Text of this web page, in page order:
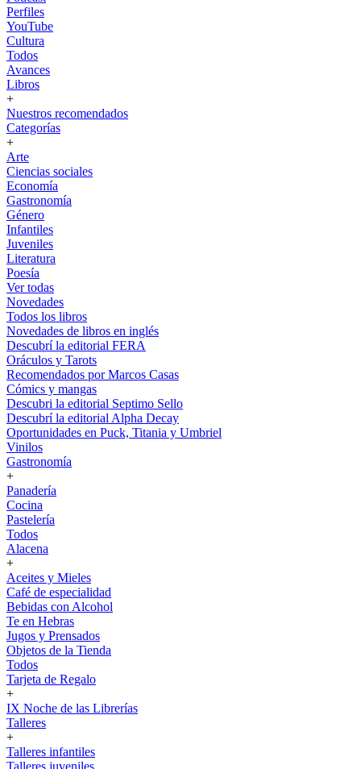
Perfiles
YouTube
Cultura
Todos
Avances
Libros
+
Nuestros recomendados
Categorías
+
Arte
Ciencias sociales
Economía
Gastronomía
Género
Infantiles
Juveniles
Literatura
Poesía
Ver todas
Novedades
Todos los libros
Novedades de libros en inglés
Descubrí la editorial FERA
Oráculos y Tarots
Recomendados por Marcos Casas
Cómics y mangas
Descubri la editorial Septimo Sello
Descubrí la editorial Alpha Decay
Oportunidades en Puck, Titania y Umbriel
Vinilos
Gastronomía
+
Panadería
Cocina
Pastelería
Todos
Alacena
+
Aceites y Mieles
Café de especialidad
Bebidas con Alcohol
Te en Hebras
Jugos y Prensados
Objetos de la Tienda
Todos
Tarjeta de Regalo
+
IX Noche de las Librerías
Talleres
+
Talleres infantiles
Talleres juveniles